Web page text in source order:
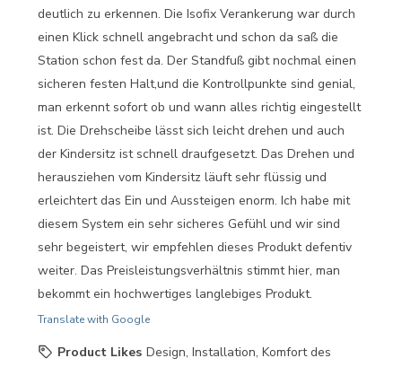
deutlich zu erkennen. Die Isofix Verankerung war durch
einen Klick schnell angebracht und schon da saß die
Station schon fest da. Der Standfuß gibt nochmal einen
sicheren festen Halt,und die Kontrollpunkte sind genial,
man erkennt sofort ob und wann alles richtig eingestellt
ist. Die Drehscheibe lässt sich leicht drehen und auch
der Kindersitz ist schnell draufgesetzt. Das Drehen und
herausziehen vom Kindersitz läuft sehr flüssig und
erleichtert das Ein und Aussteigen enorm. Ich habe mit
diesem System ein sehr sicheres Gefühl und wir sind
sehr begeistert, wir empfehlen dieses Produkt defentiv
weiter. Das Preisleistungsverhältnis stimmt hier, man
bekommt ein hochwertiges langlebiges Produkt.
Translate with Google
Product Likes Design, Installation, Komfort des